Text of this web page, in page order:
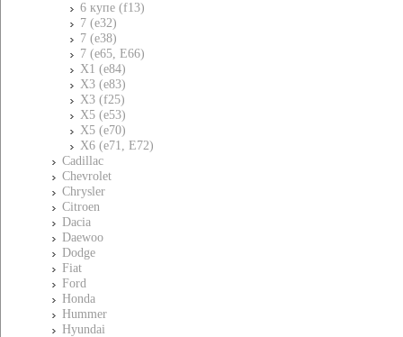
6 купе (f13)
7 (e32)
7 (e38)
7 (e65, E66)
X1 (e84)
X3 (e83)
X3 (f25)
X5 (e53)
X5 (e70)
X6 (e71, E72)
Cadillac
Chevrolet
Chrysler
Citroen
Dacia
Daewoo
Dodge
Fiat
Ford
Honda
Hummer
Hyundai